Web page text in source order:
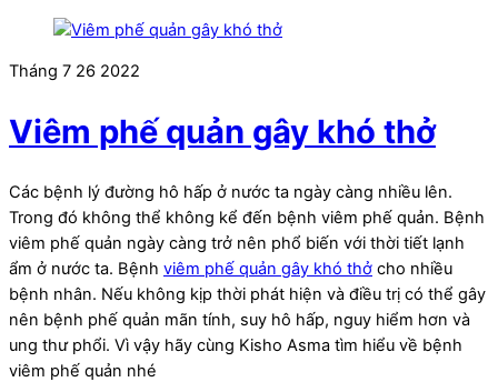
Tháng 7 26 2022
Viêm phế quản gây khó thở
Các bệnh lý đường hô hấp ở nước ta ngày càng nhiều lên.
Trong đó không thể không kể đến bệnh viêm phế quản. Bệnh
viêm phế quản ngày càng trở nên phổ biến với thời tiết lạnh
ẩm ở nước ta. Bệnh viêm phế quản gây khó thở cho nhiều
bệnh nhân. Nếu không kịp thời phát hiện và điều trị có thể gây
nên bệnh phế quản mãn tính, suy hô hấp, nguy hiểm hơn và
ung thư phổi. Vì vậy hãy cùng Kisho Asma tìm hiểu về bệnh
viêm phế quản nhé